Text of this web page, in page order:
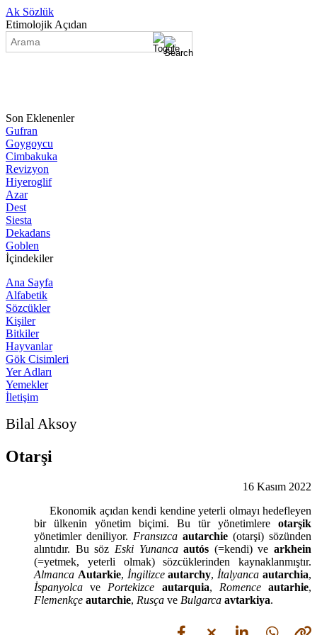
Ak Sözlük
Etimolojik Açıdan
Son Eklenenler
Gufran
Goygoycu
Cimbakuka
Revizyon
Hiyeroglif
Azar
Dest
Siesta
Dekadans
Goblen
İçindekiler
Ana Sayfa
Alfabetik
Sözcükler
Kişiler
Bitkiler
Hayvanlar
Gök Cisimleri
Yer Adları
Yemekler
İletişim
Bilal Aksoy
Otarşi
16 Kasım 2022
Ekonomik açıdan kendi kendine yeterli olmayı hedefleyen
bir ülkenin yönetim biçimi. Bu tür yönetimlere otarşik
yönetimler deniliyor. Fransızca autarchie (otarşi) sözünden
alıntıdır. Bu söz Eski Yunanca autós (=kendi) ve arkhein
(=yetmek, yeterli olmak) sözcüklerinden kaynaklanmıştır.
Almanca Autarkie, İngilizce autarchy, İtalyanca autarchia,
İspanyolca ve Portekizce autarquia, Romence autarhie,
Flemenkçe autarchie, Rusça ve Bulgarca avtarkiya.